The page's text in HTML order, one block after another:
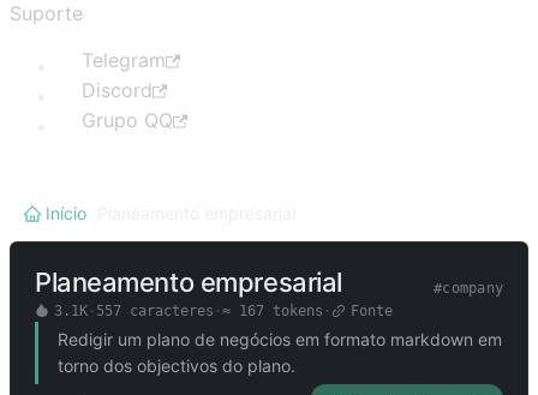
Suporte
Telegram
Discord
Grupo QQ
Início
Planeamento empresarial #company
3.1K· 557 caracteres · ≈ 167tokens · Fonte
Redigir um plano de negócios em formato markdown em
torno dos objectivos do plano.